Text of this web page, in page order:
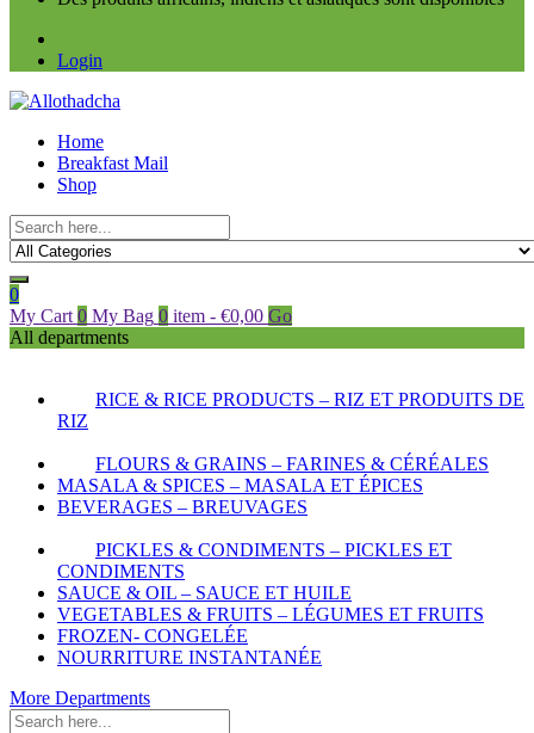
Login
Home
Breakfast Mail
Shop
0
My Cart 0 My Bag 0 item - €0,00 Go
All departments
RICE & RICE PRODUCTS – RIZ ET PRODUITS DE
RIZ
FLOURS & GRAINS – FARINES & CÉRÉALES
MASALA & SPICES – MASALA ET ÉPICES
BEVERAGES – BREUVAGES
PICKLES & CONDIMENTS – PICKLES ET
CONDIMENTS
SAUCE & OIL – SAUCE ET HUILE
VEGETABLES & FRUITS – LÉGUMES ET FRUITS
FROZEN- CONGELÉE
NOURRITURE INSTANTANÉE
More Departments